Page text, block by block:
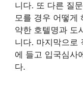
니다. 또 다른 질
모를 경우 어떻게
약한 호텔명과 도
니다. 마지막으로
에 들고 입국심사
다.